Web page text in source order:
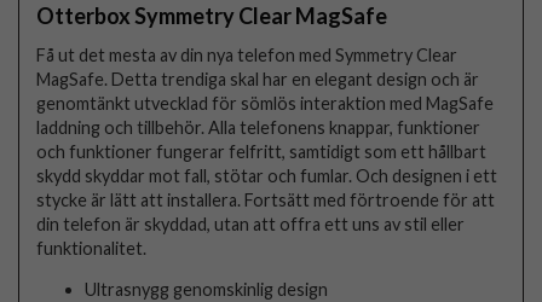
Otterbox Symmetry Clear MagSafe
Få ut det mesta av din nya telefon med Symmetry Clear
MagSafe. Detta trendiga skal har en elegant design och är
genomtänkt utvecklad för sömlös interaktion med MagSafe
laddning och tillbehör. Alla telefonens knappar, funktioner
och funktioner fungerar felfritt, samtidigt som ett hållbart
skydd skyddar mot fall, stötar och fumlar. Och designen i ett
stycke är lätt att installera. Fortsätt med förtroende för att
din telefon är skyddad, utan att offra ett uns av stil eller
funktionalitet.
Ultrasnygg genomskinlig design